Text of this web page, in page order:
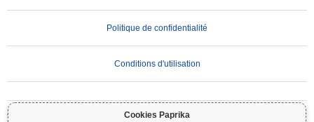
Cookies Paprika
Politique de confidentialité
Conditions d'utilisation
AVIS IMPORTANT :
Les cryptomonnaies sont très volatiles et comportent des risques